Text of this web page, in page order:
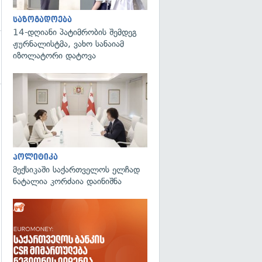
საზოგადოება
14-დღიანი პატიმრობის შემდეგ
ჟურნალისტმა, ვახო სანაიამ
იზოლატორი დატოვა
პოლიტიკა
მექსიკაში საქართველოს ელჩად
ნატალია კორძაია დაინიშნა